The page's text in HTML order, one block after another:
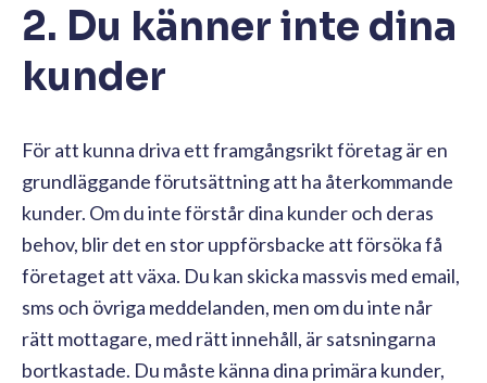
2. Du känner inte dina
kunder
För att kunna driva ett framgångsrikt företag är en
grundläggande förutsättning att ha återkommande
kunder. Om du inte förstår dina kunder och deras
behov, blir det en stor uppförsbacke att försöka få
företaget att växa. Du kan skicka massvis med email,
sms och övriga meddelanden, men om du inte når
rätt mottagare, med rätt innehåll, är satsningarna
bortkastade. Du måste känna dina primära kunder,